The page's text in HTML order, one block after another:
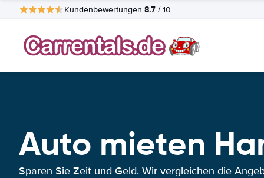
Kundenbewertungen 8.7 / 10
Auto mieten
Sparen Sie Zeit und Geld. Wir vergleichen die